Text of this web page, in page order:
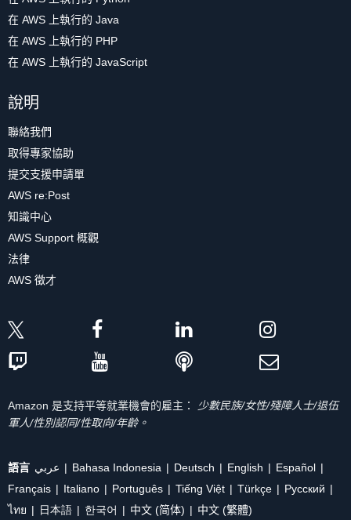
在 AWS 上執行的 Java
在 AWS 上執行的 PHP
在 AWS 上執行的 JavaScript
說明
聯絡我們
取得專家協助
提交支援申請單
AWS re:Post
知識中心
AWS Support 概觀
法律
AWS 徵才
Amazon 是支持平等就業機會的雇主：
少數民族/女性/殘障人士/退伍
軍人/性別認同/性取向/年齡。
語言 عربي Bahasa Indonesia Deutsch English
Español
Français
Italiano Português Tiếng Việt Türkçe
Ρусский
ไทย
日本語 한국어 中文 (简体) 中文 (繁體)